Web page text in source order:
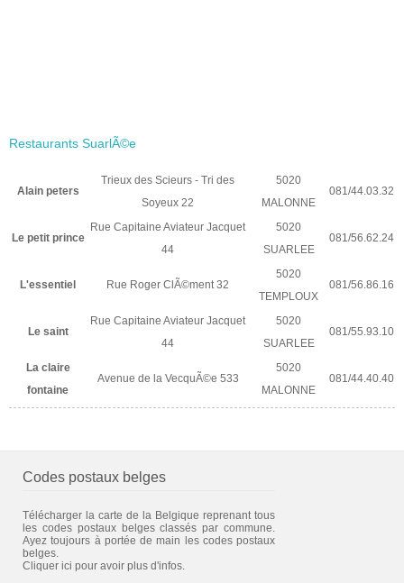
Restaurants SuarlÃ©e
Alain peters
Trieux des Scieurs - Tri des
Soyeux 22
5020
MALONNE
081/44.03.32
Le petit prince
Rue Capitaine Aviateur Jacquet
44
5020
SUARLEE
081/56.62.24
L'essentiel Rue Roger ClÃ©ment 32
5020
TEMPLOUX
081/56.86.16
Le saint
Rue Capitaine Aviateur Jacquet
44
5020
SUARLEE
081/55.93.10
La claire
fontaine
Avenue de la VecquÃ©e 533
5020
MALONNE
081/44.40.40
Codes postaux belges
Télécharger la carte de la Belgique reprenant tous
les codes postaux belges classés par commune.
Ayez toujours à portée de main les codes postaux
belges.
Cliquer ici pour avoir plus d'infos.